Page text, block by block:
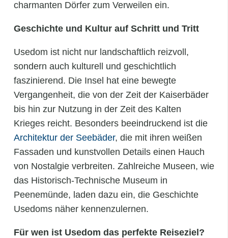
charmanten Dörfer zum Verweilen ein.
Geschichte und Kultur auf Schritt und Tritt
Usedom ist nicht nur landschaftlich reizvoll,
sondern auch kulturell und geschichtlich
faszinierend. Die Insel hat eine bewegte
Vergangenheit, die von der Zeit der Kaiserbäder
bis hin zur Nutzung in der Zeit des Kalten
Krieges reicht. Besonders beeindruckend ist die
Architektur der Seebäder, die mit ihren weißen
Fassaden und kunstvollen Details einen Hauch
von Nostalgie verbreiten. Zahlreiche Museen, wie
das Historisch-Technische Museum in
Peenemünde, laden dazu ein, die Geschichte
Usedoms näher kennenzulernen.
Für wen ist Usedom das perfekte Reiseziel?